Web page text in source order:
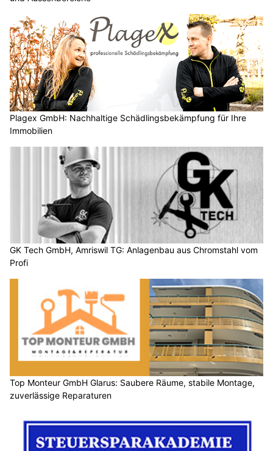
Tipps.
DieBauen Wohnen Energiesetzt auch 2025 neue Impulse für
die Zukunft des Bauens. Mit der im letzten Jahr erstmals
durchgeführten Plattform BärnSOLAR schuf die Messe ein
einzigartiges Angebot im Bereich der Energiethematik und
stiess damit auf grosses Besucherinteresse.
Weiterlesen
IR Services, Schneisingen AG – Individuelle Reinigung & Techniklösungen
Wohnwerk 1920 – Ihr Experte für Einbruchschutz und Sicherheitstechnik
Zaunbau nach Mass und sichere Tore bei Meydra AG
Passivhausstandard im Gebirge:
Anforderungen, Möglichkeiten und Beispiele
22.09.25 VON BELMEDIA REDAKTION
Gebäude in alpinen Lagen mit Passivhausstandard zu
errichten, erfordert besondere technische, klimatische und
gestalterische Lösungen. Dämme, Wärmerückgewinnung,
Materialwahl und Hüttenkonstruktionen zeigen Wege auf,
wie Nachhaltigkeit und Komfort auch im Hochgebirge
Weiterlesen